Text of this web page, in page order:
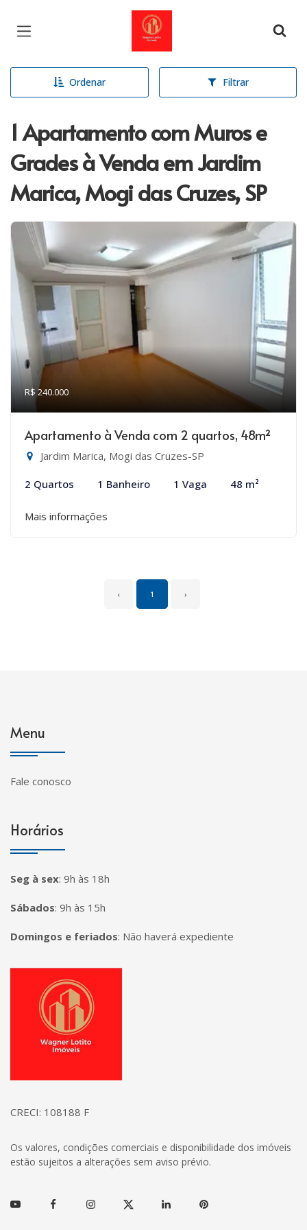
Página inicial
Ordenar Filtrar
1 Apartamento com Muros e
Grades à Venda em Jardim
Marica, Mogi das Cruzes, SP
R$ 240.000
Apartamento à Venda com 2 quartos, 48m²
Jardim Marica, Mogi das Cruzes-SP
2 Quartos 1 Banheiro 1 Vaga 48 m²
Mais informações
‹ 1 ›
Menu
Fale conosco
Horários
Seg à sex: 9h às 18h
Sábados: 9h às 15h
Domingos e feriados: Não haverá expediente
Página inicial
CRECI: 108188 F
Os valores, condições comerciais e disponibilidade dos imóveis
estão sujeitos a alterações sem aviso prévio.
Youtube FacebookInstagramTwitter Linkedin Pinterest